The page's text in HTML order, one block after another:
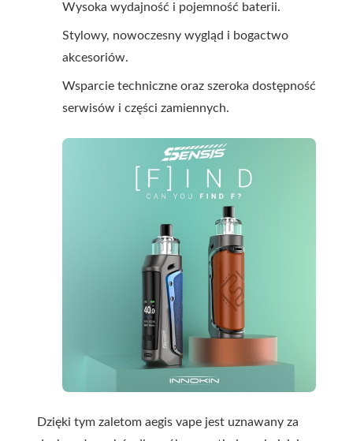
Wysoka wydajność i pojemność baterii.
Stylowy, nowoczesny wygląd i bogactwo
akcesoriów.
Wsparcie techniczne oraz szeroka dostępność
serwisów i części zamiennych.
Dzięki tym zaletom aegis vape jest uznawany za